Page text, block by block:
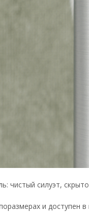
чистый силуэт,
и доступен